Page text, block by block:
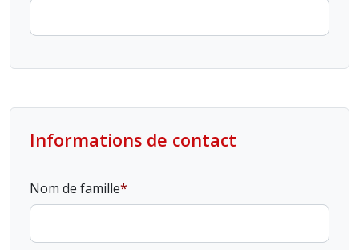
Informations de contact
Nom de famille